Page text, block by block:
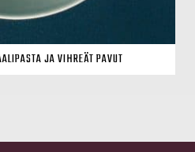
JA VIHREÄT PAVUT